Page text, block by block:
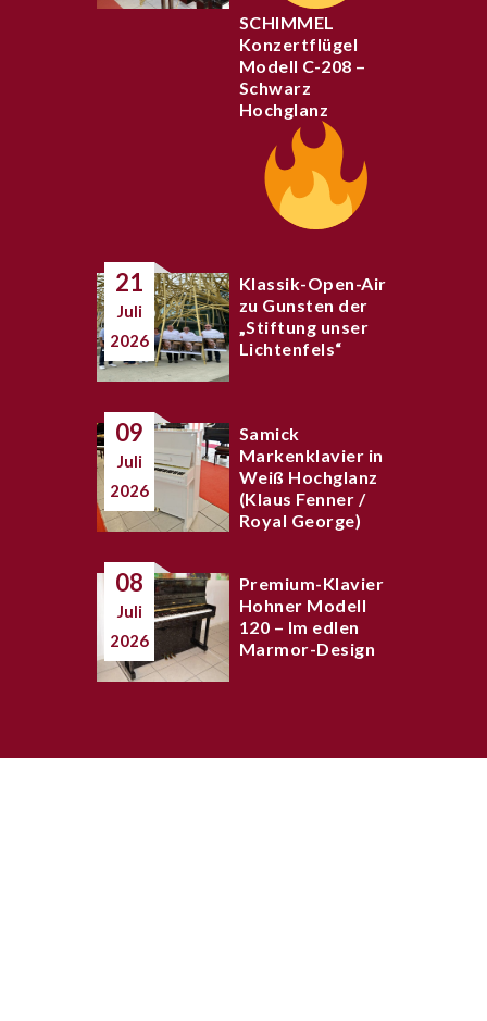
SCHIMMEL
Konzertflügel
Modell C-208 –
Schwarz
Hochglanz
21
Juli
2026
Klassik-Open-Air
zu Gunsten der
„Stiftung unser
Lichtenfels“
09
Juli
2026
Samick
Markenklavier in
Weiß Hochglanz
(Klaus Fenner /
Royal George)
08
Juli
2026
Premium-Klavier
Hohner Modell
120 – Im edlen
Marmor-Design